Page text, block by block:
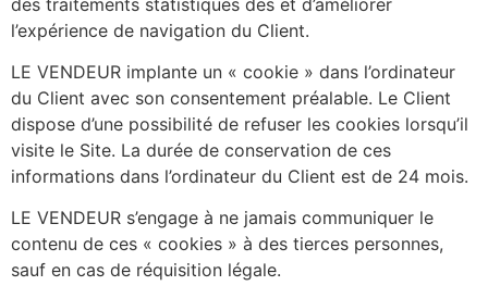
l’expérience de navigation du Client.
LE VENDEUR implante un « cookie » dans l’ordinateur
du Client avec son consentement préalable. Le Client
dispose d’une possibilité de refuser les cookies lorsqu’il
visite le Site. La durée de conservation de ces
informations dans l’ordinateur du Client est de 24 mois.
LE VENDEUR s’engage à ne jamais communiquer le
contenu de ces « cookies » à des tierces personnes,
sauf en cas de réquisition légale.